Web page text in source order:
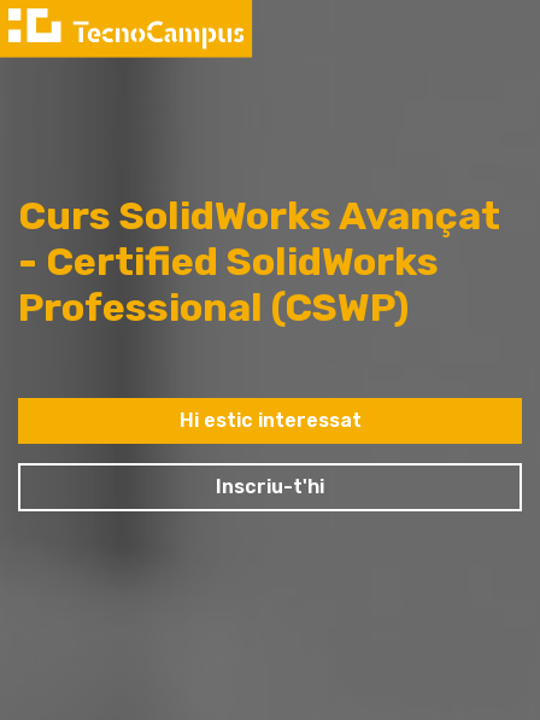
Curs SolidWorks Avançat
- Certified SolidWorks
Professional (CSWP)
Hi estic interessat
Inscriu-t'hi